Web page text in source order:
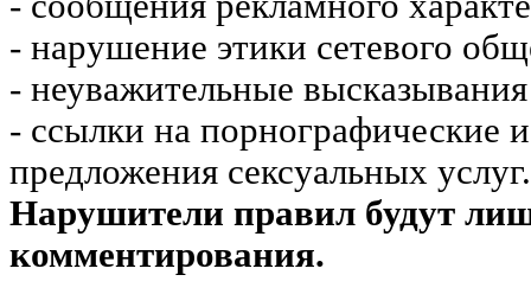
- нарушение этики сетевого
- неуважительные
- ссылки на порнографические
предложения сексуальных услуг.
Нарушители правил будут
комментирования.